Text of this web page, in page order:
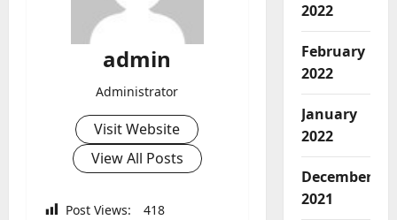
admin
Administrator
Visit Website
View All Posts
Post Views: 418
2022
February
2022
January
2022
December
2021